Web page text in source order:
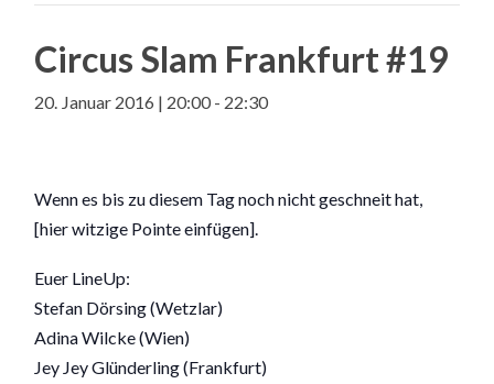
Circus Slam Frankfurt #19
20. Januar 2016 | 20:00 - 22:30
Wenn es bis zu diesem Tag noch nicht geschneit hat,
[hier witzige Pointe einfügen].
Euer LineUp:
Stefan Dörsing (Wetzlar)
Adina Wilcke (Wien)
Jey Jey Glünderling (Frankfurt)